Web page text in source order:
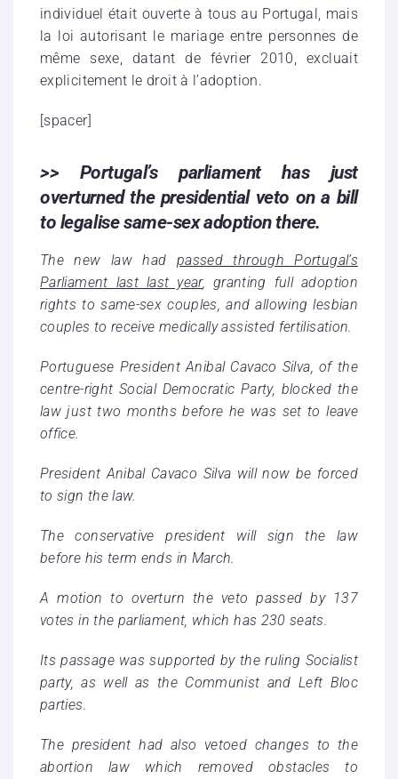
individuel était ouverte à tous au Portugal, mais
la loi autorisant le mariage entre personnes de
même sexe, datant de février 2010, excluait
explicitement le droit à l’adoption.
[spacer]
>> Portugal’s parliament has just
overturned the presidential veto on a bill
to legalise same-sex adoption there.
The new law had passed through Portugal’s
Parliament last last year, granting full adoption
rights to same-sex couples, and allowing lesbian
couples to receive medically assisted fertilisation.
Portuguese President Anibal Cavaco Silva, of the
centre-right Social Democratic Party, blocked the
law just two months before he was set to leave
office.
President Anibal Cavaco Silva will now be forced
to sign the law.
The conservative president will sign the law
before his term ends in March.
A motion to overturn the veto passed by 137
votes in the parliament, which has 230 seats.
Its passage was supported by the ruling Socialist
party, as well as the Communist and Left Bloc
parties.
The president had also vetoed changes to the
abortion law which removed obstacles to